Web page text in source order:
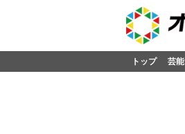
トップ 芸能